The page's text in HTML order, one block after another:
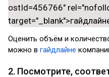
Оценить объём и
можно в гайдлайне
2. Посмотрите,